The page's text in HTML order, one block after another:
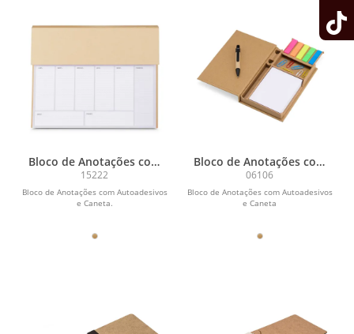
Bloco de Anotações com
Autoadesivos e Caneta
15222
Bloco de Anotações com Autoadesivos
e Caneta.
Bloco de Anotações com
Autoadesivos e Caneta
06106
Bloco de Anotações com Autoadesivos
e Caneta